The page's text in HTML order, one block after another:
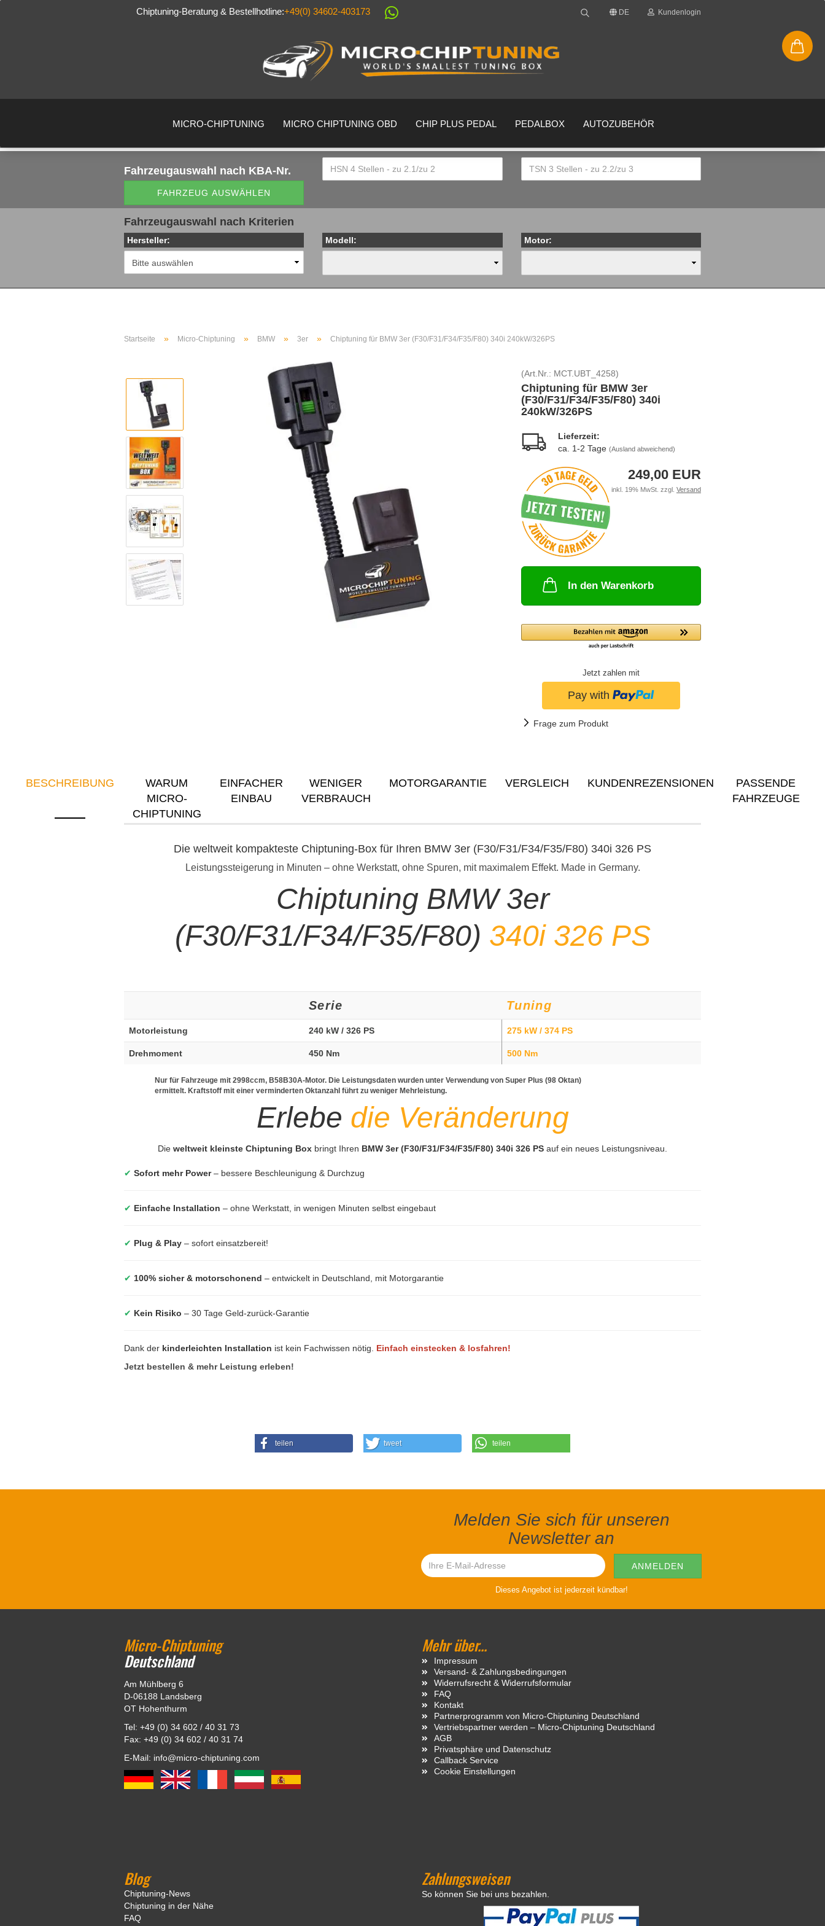
Chiptuning-Beratung & Bestellhotline:+49(0) 34602-403173 DE
Sprache auswählen
Kundenlogin
MICRO-CHIPTUNING MICRO CHIPTUNING OBD CHIP PLUS PEDAL PEDALBOX AUTOZUBEHÖR
Fahrzeugauswahl nach KBA-Nr.
FAHRZEUG AUSWÄHLEN
Fahrzeugauswahl nach Kriterien
Hersteller: Modell: Motor:
Startseite » Micro-Chiptuning » BMW » 3er » Chiptuning für BMW 3er (F30/F31/F34/F35/F80) 340i 240kW/326PS
(Art.Nr.: MCT.UBT_4258)
Chiptuning für BMW 3er
(F30/F31/F34/F35/F80) 340i
240kW/326PS
Lieferzeit:
ca. 1-2 Tage (Ausland abweichend)
249,00 EUR
inkl. 19% MwSt. zzgl. Versand
In den Warenkorb
Jetzt zahlen mit
Frage zum Produkt
BESCHREIBUNG
WARUM
MICRO-
CHIPTUNING
EINFACHER
EINBAU
WENIGER
VERBRAUCH
MOTORGARANTIE VERGLEICH KUNDENREZENSIONEN
PASSENDE
FAHRZEUGE
Die weltweit kompakteste Chiptuning-Box für Ihren BMW 3er (F30/F31/F34/F35/F80) 340i 326 PS
Leistungssteigerung in Minuten – ohne Werkstatt, ohne Spuren, mit maximalem Effekt. Made in Germany.
Chiptuning BMW 3er
(F30/F31/F34/F35/F80) 340i 326 PS
Serie Tuning
Motorleistung 240 kW / 326 PS 275 kW / 374 PS
Drehmoment 450 Nm 500 Nm
Nur für Fahrzeuge mit 2998ccm, B58B30A-Motor. Die Leistungsdaten wurden unter Verwendung von Super Plus (98 Oktan)
ermittelt. Kraftstoff mit einer verminderten Oktanzahl führt zu weniger Mehrleistung.
Erlebe die Veränderung
Die weltweit kleinste Chiptuning Box bringt Ihren BMW 3er (F30/F31/F34/F35/F80) 340i 326 PS auf ein neues Leistungsniveau.
✔ Sofort mehr Power– bessere Beschleunigung & Durchzug
✔ Einfache Installation – ohne Werkstatt, in wenigen Minuten selbst eingebaut
✔ Plug & Play – sofort einsatzbereit!
✔ 100% sicher & motorschonend – entwickelt in Deutschland, mit Motorgarantie
✔ Kein Risiko – 30 Tage Geld-zurück-Garantie
Dank der kinderleichten Installation ist kein Fachwissen nötig. Einfach einstecken & losfahren!
Jetzt bestellen & mehr Leistung erleben!
teilen tweet teilen
Melden Sie sich für unseren
Newsletter an
Dieses Angebot ist jederzeit kündbar!
Micro-Chiptuning
Deutschland
Am Mühlberg 6
D-06188 Landsberg
OT Hohenthurm
Tel: +49 (0) 34 602 / 40 31 73
Fax: +49 (0) 34 602 / 40 31 74
E-Mail: info@micro-chiptuning.com
Mehr über...
Impressum
Versand- & Zahlungsbedingungen
Widerrufsrecht & Widerrufsformular
FAQ
Kontakt
Partnerprogramm von Micro-Chiptuning Deutschland
Vertriebspartner werden – Micro-Chiptuning Deutschland
AGB
Privatsphäre und Datenschutz
Callback Service
Cookie Einstellungen
Blog
Chiptuning-News
Chiptuning in der Nähe
FAQ
Zahlungsweisen
So können Sie bei uns bezahlen.